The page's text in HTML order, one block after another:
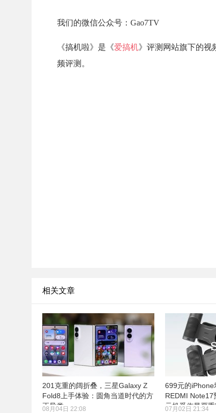
我们的微信公众号：Gao7TV
《搞机啦》是《爱搞机》评测网站旗下的视
频评测。
相关文章
201克重的阔折叠，三星Galaxy Z
Fold8上手体验：圆角当道时代的方
正异类
08月04日 22:08
699元的iPhone
REDMI Note17
元机受伤最严
07月02日 21:34